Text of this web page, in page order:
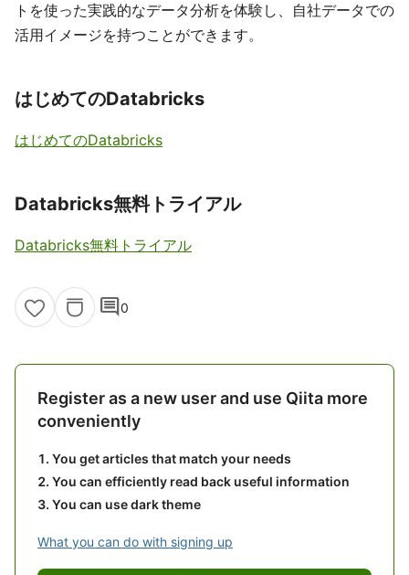
トを使った実践的なデータ分析を体験し、自社データでの
活用イメージを持つことができます。
はじめてのDatabricks
はじめてのDatabricks
Databricks無料トライアル
Databricks無料トライアル
comment0
Register as a new user and use Qiita more
conveniently
You get articles that match your needs
You can efficiently read back useful information
You can use dark theme
What you can do with signing up